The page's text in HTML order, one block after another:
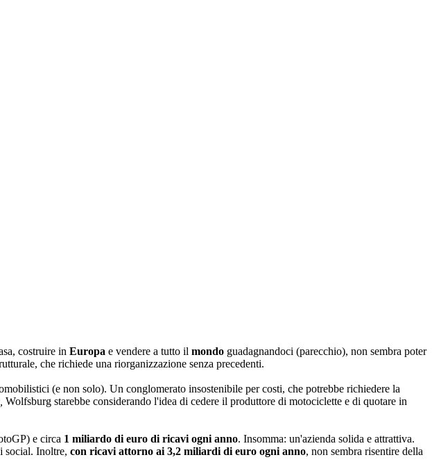
costruire in Europa e vendere a tutto il mondo guadagnandoci (parecchio), non sembra poter
che richiede una riorganizzazione senza precedenti.
(e non solo). Un conglomerato insostenibile per costi, che potrebbe richiedere la
Wolfsburg starebbe considerando l'idea di cedere il produttore di motociclette e di quotare in
e circa 1 miliardo di euro di ricavi ogni anno. Insomma: un'azienda solida e attrattiva.
social. Inoltre, con ricavi attorno ai 3,2 miliardi di euro ogni anno, non sembra risentire della